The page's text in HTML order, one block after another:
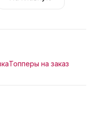
Топперы на заказ